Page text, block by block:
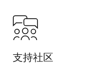
支持社区